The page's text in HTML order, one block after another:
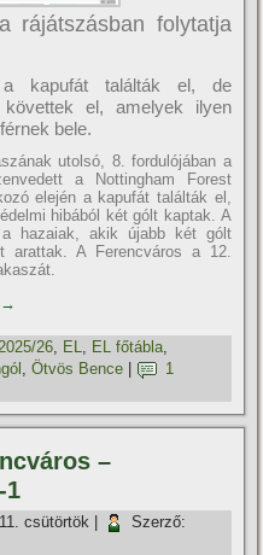
rájátszásban folytatja
kapufát találták el, de
el, amelyek ilyen
bele.
utolsó, 8. fordulójában a
a Nottingham Forest
elején a kapufát találták el,
hibából két gólt kaptak. A
hazaiak, akik újabb két gólt
arattak. A Ferencváros a 12.
→
26, EL, EL főtábla,
,Ötvös Bence
1
–
1
csütörtök
Szerző: